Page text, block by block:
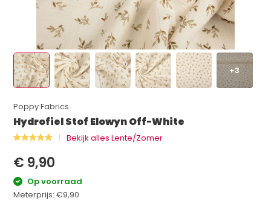
+3
Poppy Fabrics
Hydrofiel Stof Elowyn Off-White
Bekijk alles Lente/Zomer
€ 9,90
Op voorraad
Meterprijs:€9,90